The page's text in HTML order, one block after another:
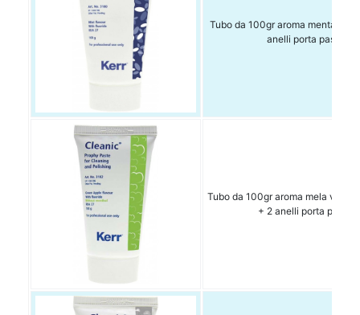
Tubo da 100gr aroma menta con
anelli porta pasta
Tubo da 100gr aroma mela verde
+ 2 anelli porta pasta